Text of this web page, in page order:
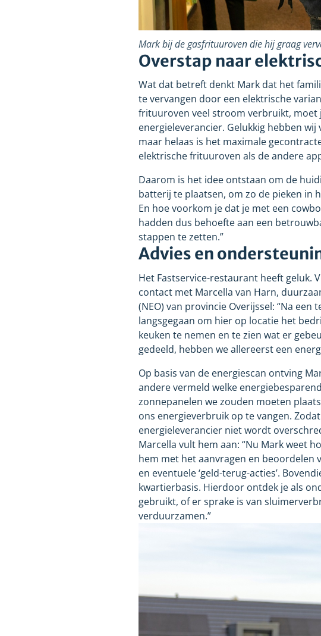
Mark bij de gasfrituuroven die hij graag
Overstap naar
Wat dat betreft denkt Mark dat het
te vervangen door een elektrische
frituuroven veel stroom verbruikt, moet
energieleverancier. Gelukkig hebben
maar helaas is het maximale
elektrische frituuroven als de andere
Daarom is het idee ontstaan om de
batterij te plaatsen, om zo de pieken in
En hoe voorkom je dat je met een
hadden dus behoefte aan een
stappen te zetten.”
Advies en
Het Fastservice-restaurant heeft geluk.
contact met Marcella van Harn,
(NEO) van provincie Overijssel: “Na
langsgegaan om hier op locatie het
keuken te nemen en te zien wat er
gedeeld, hebben we allereerst een
Op basis van de energiescan ontving
andere vermeld welke
zonnepanelen we zouden moeten
ons energieverbruik op te vangen.
energieleverancier niet wordt
Marcella vult hem aan: “Nu Mark weet
hem met het aanvragen en beoordelen
en eventuele ‘geld-terug-acties’.
kwartierbasis. Hierdoor ontdek je als
gebruikt, of er sprake is van
verduurzamen.”